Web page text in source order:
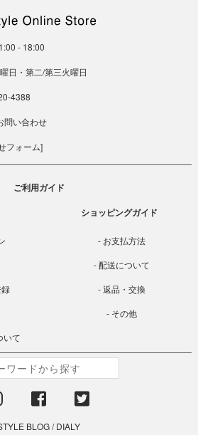
- 18:00
日・第二/第三火曜日
4388
問い合わせ
フォーム]
ご利用ガイド
いて
ショッピングガイド
お支払方法
配送について
返品・交換
その他
BLOG/DIALY